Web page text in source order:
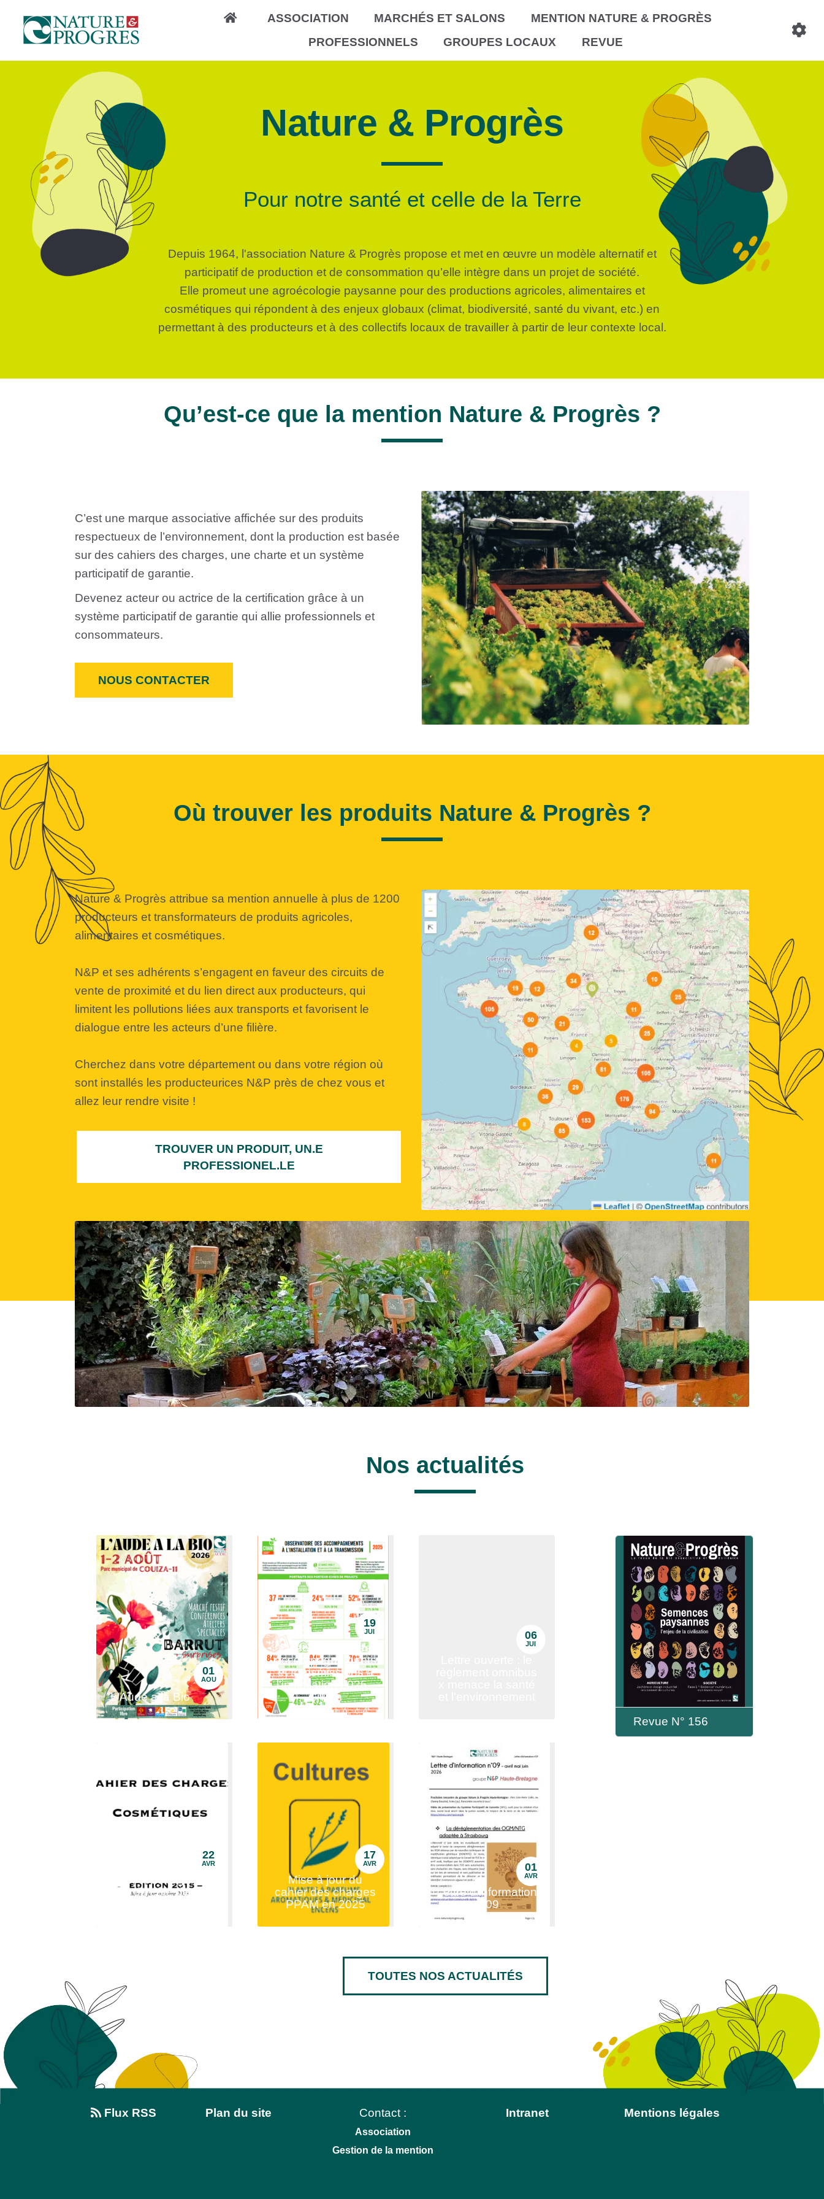
Aller
au
ASSOCIATION MARCHÉS ET SALONS
MENTION NATURE & PROGRÈS
PROFESSIONNELS
GROUPES LOCAUX REVUE
Nature & Progrès
Pour notre santé et celle de la Terre
Depuis 1964, l'association Nature & Progrès propose et met en œuvre un modèle alternatif et
participatif de production et de consommation qu’elle intègre dans un projet de société.
Elle promeut une agroécologie paysanne pour des productions agricoles, alimentaires et
cosmétiques qui répondent à des enjeux globaux (climat, biodiversité, santé du vivant, etc.) en
permettant à des producteurs et à des collectifs locaux de travailler à partir de leur contexte local.
Qu’est-ce que la mention Nature & Progrès ?
C’est une marque associative affichée sur des produits
respectueux de l’environnement, dont la production est basée
sur des cahiers des charges, une charte et un système
participatif de garantie.
Devenez acteur ou actrice de la certification grâce à un
système participatif de garantie qui allie professionnels et
consommateurs.
NOUS CONTACTER
Où trouver les produits Nature & Progrès ?
Nature & Progrès attribue sa mention annuelle à plus de 1200
producteurs et transformateurs de produits agricoles,
alimentaires et cosmétiques.
N&P et ses adhérents s’engagent en faveur des circuits de
vente de proximité et du lien direct aux producteurs, qui
limitent les pollutions liées aux transports et favorisent le
dialogue entre les acteurs d’une filière.
Cherchez dans votre département ou dans votre région où
sont installés les producteurices N&P près de chez vous et
allez leur rendre visite !
TROUVER UN PRODUIT, UN.E
PROFESSIONEL.LE
Nos actualités
01
AOU
L'Aude a la Bio
19
JUI
Observatoire des
accompagnements
et transmissions à
l'installation 2025 -
Civam
06
JUI
22
AVR
du côté des
17
AVR
Mise à jour du
cahier des charges
PPAM en 2025
01
AVR
Lettre d'information
n°09
Revue N° 156
TOUTES NOS ACTUALITÉS
Flux RSS Plan du site Contact :
Association
Gestion de la mention
Intranet Mentions légales